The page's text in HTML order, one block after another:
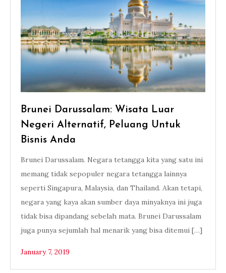
Brunei Darussalam: Wisata Luar
Negeri Alternatif, Peluang Untuk
Bisnis Anda
Brunei Darussalam. Negara tetangga kita yang satu ini
memang tidak sepopuler negara tetangga lainnya
seperti Singapura, Malaysia, dan Thailand. Akan tetapi,
negara yang kaya akan sumber daya minyaknya ini juga
tidak bisa dipandang sebelah mata. Brunei Darussalam
juga punya sejumlah hal menarik yang bisa ditemui […]
January 7, 2019